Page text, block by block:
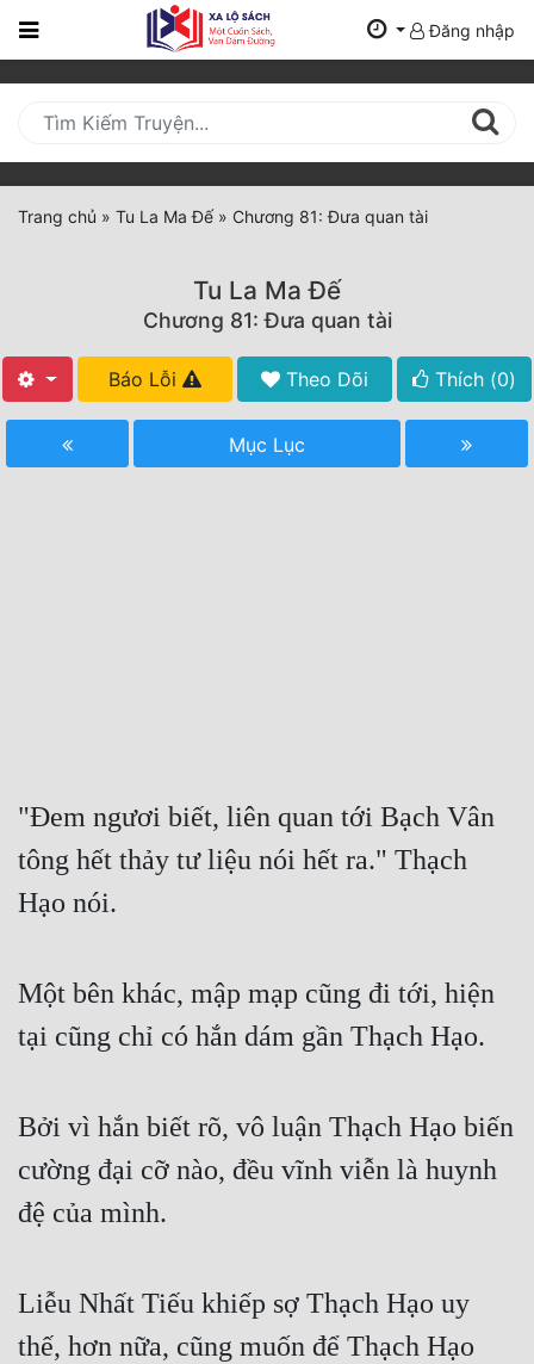
Trang
Mới
Cập
Nhật
(current)
Tất Cả
Truyện ngắn
Xa Lộ Dịch
Cạnh Kỹ
Cổ Tiên Hiệp
Du Hí
Dã Sử
Dị Giới
Đăng nhập
Trang chủ » Tu La Ma Đế » Chương 81: Đưa quan tài
Tu La Ma Đế
Chương 81: Đưa quan tài
Báo Lỗi Theo Dõi Thích (0)
Mục Lục
"Đem ngươi biết, liên quan tới Bạch Vân
tông hết thảy tư liệu nói hết ra." Thạch
Hạo nói.
Một bên khác, mập mạp cũng đi tới, hiện
tại cũng chỉ có hắn dám gần Thạch Hạo.
Bởi vì hắn biết rõ, vô luận Thạch Hạo biến
cường đại cỡ nào, đều vĩnh viễn là huynh
đệ của mình.
Liễu Nhất Tiếu khiếp sợ Thạch Hạo uy
thế, hơn nữa, cũng muốn để Thạch Hạo